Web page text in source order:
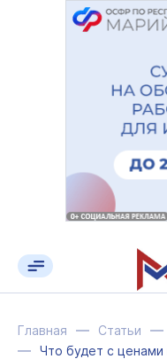
Главная Статьи
Что будет с ценами